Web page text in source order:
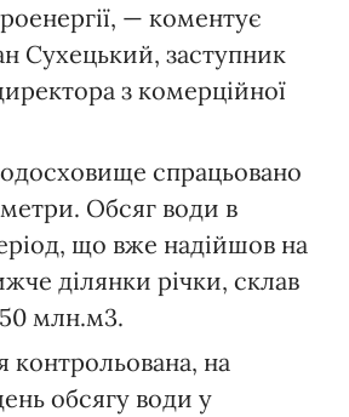
— коментує
Сухецький, заступник
з комерційної
спрацьовано
Обсяг води в
що вже надійшов на
ділянки річки, склав
млн.м3.
контрольована, на
обсягу води у